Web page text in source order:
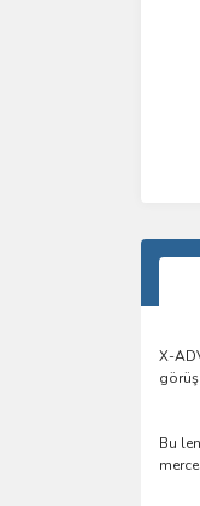
X-
görüş
Bu